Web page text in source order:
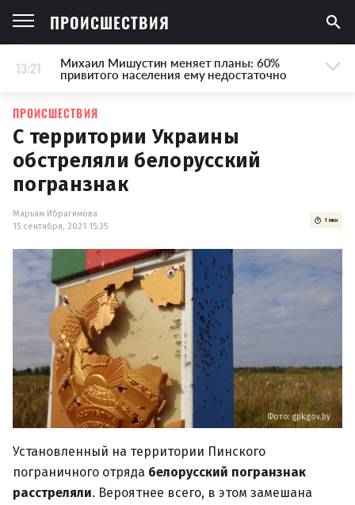
ПРОИСШЕСТВИЯ
13:21 Михаил Мишустин меняет планы: 60%
привитого населения ему недостаточно
ПРОИСШЕСТВИЯ
С территории Украины
обстреляли белорусский
погранзнак
Марьям Ибрагимова
15 сентября, 2021 15:35
1 мин
Фото: gpk.gov.by
Установленный на территории Пинского
пограничного отряда белорусский погранзнак
расстреляли. Вероятнее всего, в этом замешана